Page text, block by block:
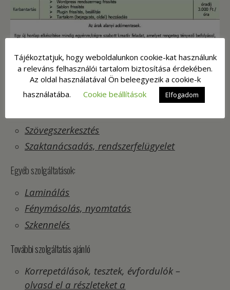
Elérhető szolgáltatásainkról részletesen
Szövegszerkesztés
Szaktanácsadás, rendszerfelügyelet
Egyéb szolgáltatások:
Laminálás
Fénymásolás, nyomtatás
Szkennelés
További szolgáltatás ajánló
Korrepetálások, tesztek, évfordulók –
olvasd el a részleteket a
Tájékoztatjuk, hogy weboldalunkon cookie-kat használunk
a releváns felhasználói tartalom biztosítása érdekében.
Az oldal használatával Ön beleegyezik a cookie-k
használatába.
Cookie beállítások Elfogadom